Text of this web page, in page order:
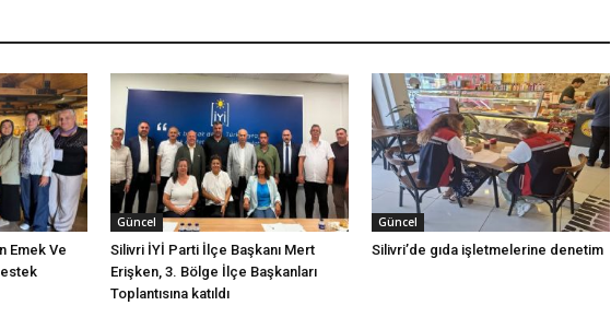
Emek Ve
Güncel
Silivri İYİ Parti İlçe Başkanı Mert
Erişken, 3. Bölge İlçe Başkanları
Toplantısına katıldı
Güncel
Silivri’de gıda işletmelerine denetim